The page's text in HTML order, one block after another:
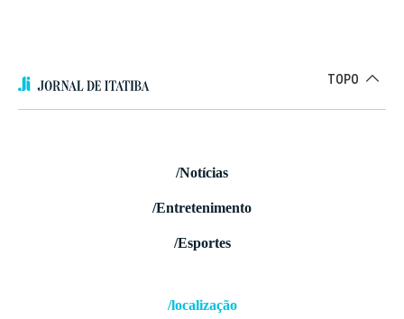
TOPO
/Notícias
/Entretenimento
/Esportes
/localização